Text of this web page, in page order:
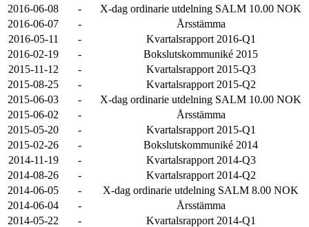
2016-06-08
-
X-dag ordinarie utdelning SALM 10.00 NOK
2016-06-07
-
Årsstämma
2016-05-11
-
Kvartalsrapport 2016-Q1
2016-02-19
-
Bokslutskommuniké 2015
2015-11-12
-
Kvartalsrapport 2015-Q3
2015-08-25
-
Kvartalsrapport 2015-Q2
2015-06-03
-
X-dag ordinarie utdelning SALM 10.00 NOK
2015-06-02
-
Årsstämma
2015-05-20
-
Kvartalsrapport 2015-Q1
2015-02-26
-
Bokslutskommuniké 2014
2014-11-19
-
Kvartalsrapport 2014-Q3
2014-08-26
-
Kvartalsrapport 2014-Q2
2014-06-05
-
X-dag ordinarie utdelning SALM 8.00 NOK
2014-06-04
-
Årsstämma
2014-05-22
-
Kvartalsrapport 2014-Q1